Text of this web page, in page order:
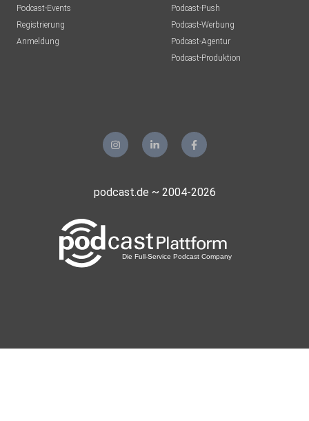
Podcast-Events
Registrierung
Anmeldung
Podcast-Push
Podcast-Werbung
Podcast-Agentur
Podcast-Produktion
podcast.de ~ 2004-2026